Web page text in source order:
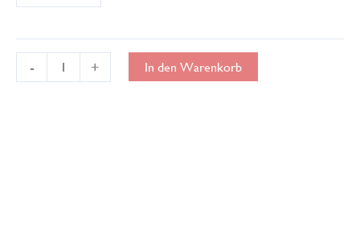
-
Modellbau-
Fotografie
+ In den Warenkorb